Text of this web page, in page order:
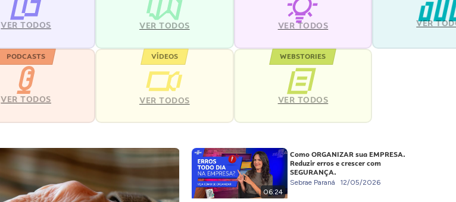
VER TODOS VER TODOS VER TODOS VER
PODCASTS
VER TODOS
VÍDEOS
VER TODOS
WEBSTORIES
VER TODOS
06:24
Como ORGANIZAR sua EMPRESA.
Reduzir erros e crescer com
SEGURANÇA.
Sebrae Paraná 12/05/2026